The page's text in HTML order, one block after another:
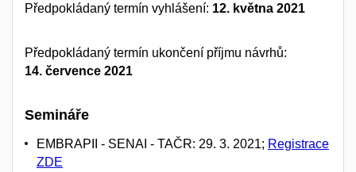
Předpokládaný termín vyhlášení: 12. května 2021
Předpokládaný termín ukončení příjmu návrhů:
14. července 2021
Semináře
EMBRAPII - SENAI - TAČR: 29. 3. 2021; Registrace
ZDE